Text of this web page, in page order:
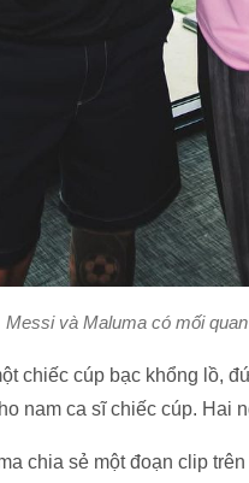
Messi và Maluma có mối
chiếc cúp bạc khổng lồ,
nam ca sĩ chiếc cúp. Hai
chia sẻ một đoạn clip